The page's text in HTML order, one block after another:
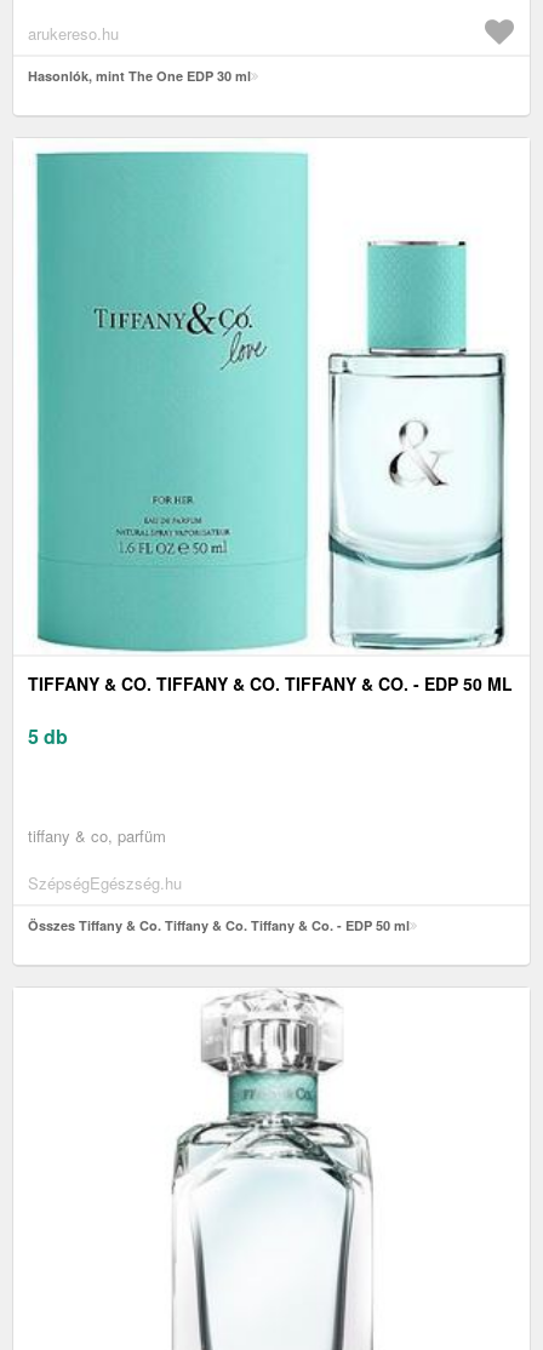
arukereso.hu
Hasonlók, mint The One EDP 30 ml
TIFFANY & CO. TIFFANY & CO. TIFFANY & CO. - EDP 50 ML
5 db
tiffany & co, parfüm
SzépségEgészség.hu
Összes Tiffany & Co. Tiffany & Co. Tiffany & Co. - EDP 50 ml